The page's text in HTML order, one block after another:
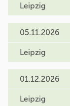
Leipzig
05.11.2026
Leipzig
01.12.2026
Leipzig